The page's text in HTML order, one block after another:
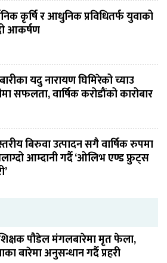
कृर्षि र आधुनिक प्रविधितर्फ युवाको
आकर्षण
यदु नारायण घिमिरेको च्याउ
सफलता, वार्षिक करोडौंको कारोबार
बिरुवा उत्पादन सगै वार्षिक रुपमा
आम्दानी गर्दै ‘ओलिभ एण्ड फ्रुट्स
पौडेल मंगलबारेमा मृत फेला,
बारेमा अनुसन्धान गर्दै प्रहरी